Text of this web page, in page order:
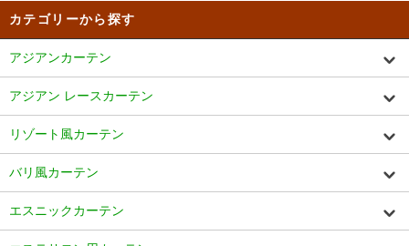
カテゴリーから探す
アジアンカーテン
アジアン レースカーテン
リゾート風カーテン
バリ風カーテン
エスニックカーテン